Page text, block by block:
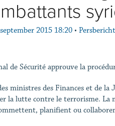
2015 18:20 •
de Sécurité approuve la
ministres des Finances et de la
la lutte contre le terrorisme. La
planifient ou